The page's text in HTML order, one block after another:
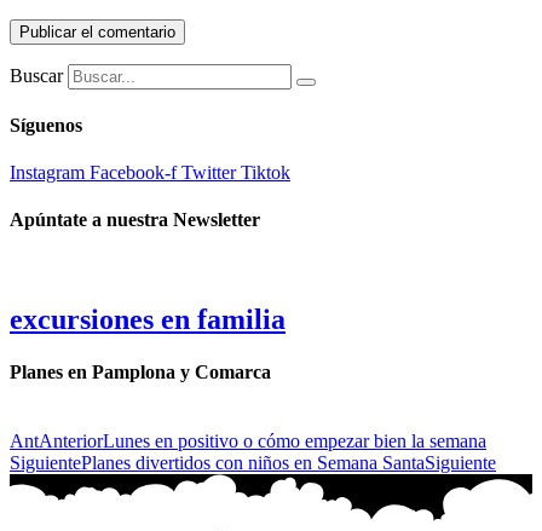
Buscar
Síguenos
Instagram Facebook-f Twitter Tiktok
Apúntate a nuestra Newsletter
excursiones en familia
Planes en Pamplona y Comarca
AntAnteriorLunes en positivo o cómo empezar bien la semana
SiguientePlanes divertidos con niños en Semana SantaSiguiente